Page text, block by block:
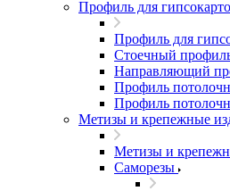
Профиль для
Профиль для
Стоечный
Направляющий
Профиль
Профиль
Метизы и крепежные
Метизы и
Саморезы